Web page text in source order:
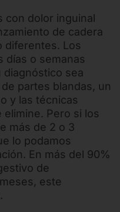
con dolor inguinal
de cadera
diferentes. Los
días o semanas
diagnóstico sea
partes blandas, un
y las técnicas
Pero si los
más de 2 o 3
lo podamos
En más del 90%
de
este